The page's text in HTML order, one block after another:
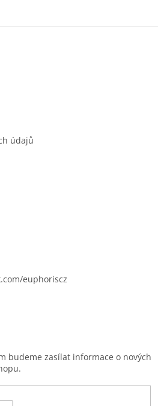
údajů
euphoriscz
budeme zasílat informace o nových